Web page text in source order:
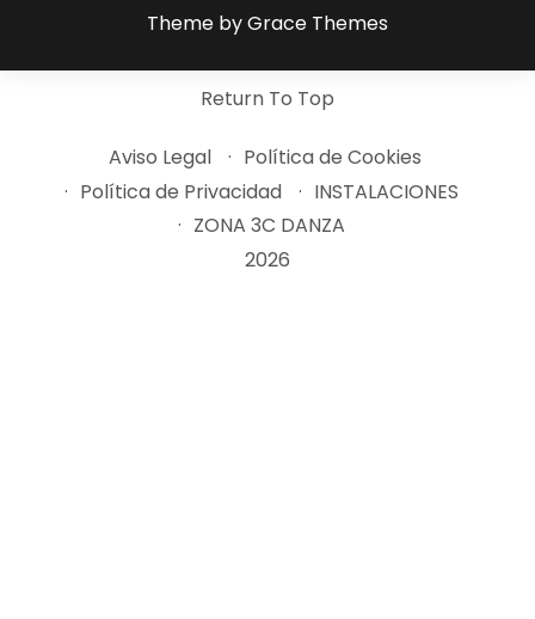
Theme by Grace Themes
Return To Top
Aviso Legal
Política de Cookies
Política de Privacidad
INSTALACIONES
ZONA 3C DANZA
2026